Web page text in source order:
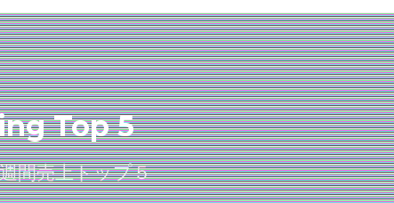
Top 5
間売上トップ５